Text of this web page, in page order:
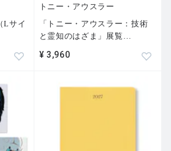
Lサイ
トニー・アウスラー
「トニー・アウスラー：技術
と霊知のはざま」展覧
¥ 3,960